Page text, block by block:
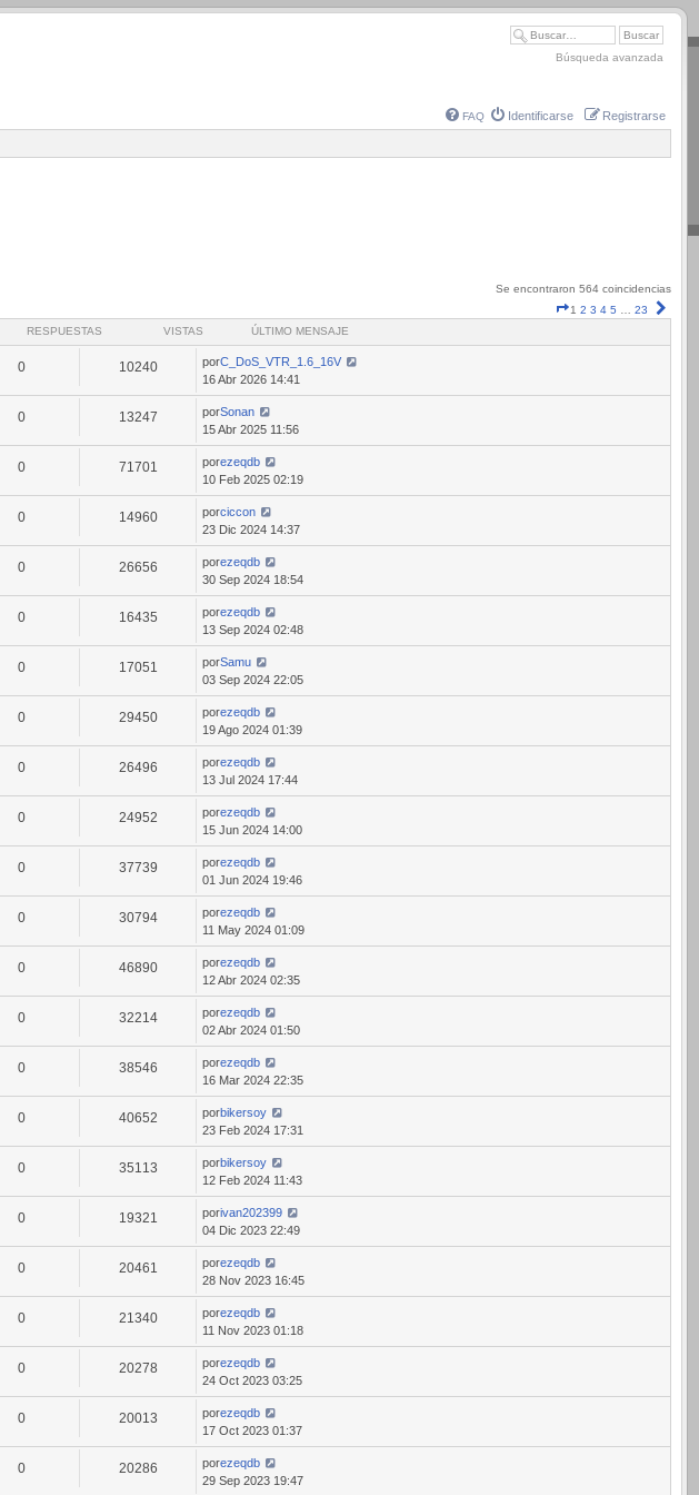
Búsqueda avanzada
FAQ Identificarse Registrarse
Se encontraron 564 coincidencias
Página
1 2 3 4 5 23
RESPUESTAS VISTAS ÚLTIMO MENSAJE
0 10240 porC_DoS_VTR_1.6_16V
16 Abr 2026 14:41
0 13247 porSonan
15 Abr 2025 11:56
0 71701 porezeqdb
10 Feb 2025 02:19
0 14960 porciccon
23 Dic 2024 14:37
0 26656 porezeqdb
30 Sep 2024 18:54
0 16435 porezeqdb
13 Sep 2024 02:48
0 17051 porSamu
03 Sep 2024 22:05
0 29450 porezeqdb
19 Ago 2024 01:39
0 26496 porezeqdb
13 Jul 2024 17:44
0 24952 porezeqdb
15 Jun 2024 14:00
0 37739 porezeqdb
01 Jun 2024 19:46
0 30794 porezeqdb
11 May 2024 01:09
0 46890 porezeqdb
12 Abr 2024 02:35
0 32214 porezeqdb
02 Abr 2024 01:50
0 38546 porezeqdb
16 Mar 2024 22:35
0 40652 porbikersoy
23 Feb 2024 17:31
0 35113 porbikersoy
12 Feb 2024 11:43
0 19321 porivan202399
04 Dic 2023 22:49
0 20461 porezeqdb
28 Nov 2023 16:45
0 21340 porezeqdb
11 Nov 2023 01:18
0 20278 porezeqdb
24 Oct 2023 03:25
0 20013 porezeqdb
17 Oct 2023 01:37
0 20286 porezeqdb
29 Sep 2023 19:47